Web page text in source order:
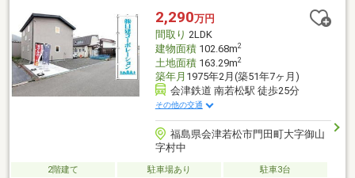
社の強み◆経験豊富な弊社スタッフがご購入のサポートを致しま
す
2,290万円
間取り 2LDK
建物面積102.68m2
土地面積163.29m2
築年月 1975年2月(築51年7ヶ月)
会津鉄道 南若松駅 徒歩25分
その他の交通
福島県会津若松市門田町大字御山
字村中
2階建て 駐車場あり
駐車3台